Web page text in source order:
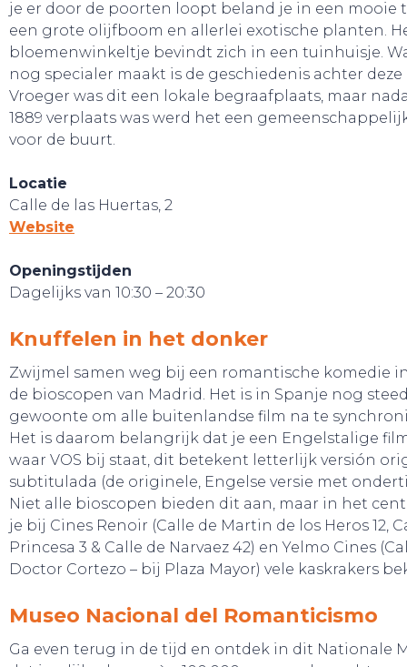
SLAAP LEKKER!
je er door de poorten loopt beland je in een mooie
een grote olijfboom en allerlei exotische planten.
bloemenwinkeltje bevindt zich in een tuinhuisje.
nog specialer maakt is de geschiedenis achter deze
Vroeger was dit een lokale begraafplaats, maar
1889 verplaats was werd het een
voor de buurt.
Locatie
Calle de las Huertas, 2
Website
Openingstijden
Dagelijks van 10:30 – 20:30
Knuffelen in het donker
Zwijmel samen weg bij een romantische komedie
de bioscopen van Madrid. Het is in Spanje nog
gewoonte om alle buitenlandse film na te
Het is daarom belangrijk dat je een Engelstalige
waar VOS bij staat, dit betekent letterlijk versión
subtitulada (de originele, Engelse versie met
Niet alle bioscopen bieden dit aan, maar in het
je bij Cines Renoir (Calle de Martin de los Heros 12,
Princesa 3 & Calle de Narvaez 42) en Yelmo Cines
Doctor Cortezo – bij Plaza Mayor) vele kaskrakers
Museo Nacional del Romanticismo
Ga even terug in de tijd en ontdek in dit Nationale